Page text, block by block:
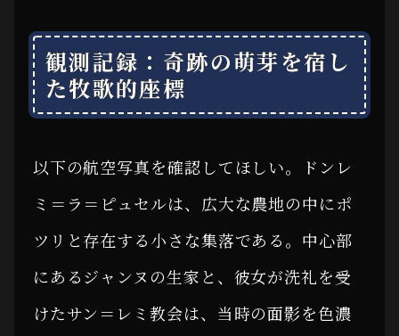
観測記録：奇跡の萌芽を宿し
た牧歌的座標
以下の航空写真を確認してほしい。ドンレ
ミ＝ラ＝ピュセルは、広大な農地の中にポ
ツリと存在する小さな集落である。中心部
にあるジャンヌの生家と、彼女が洗礼を受
けたサン＝レミ教会は、当時の面影を色濃